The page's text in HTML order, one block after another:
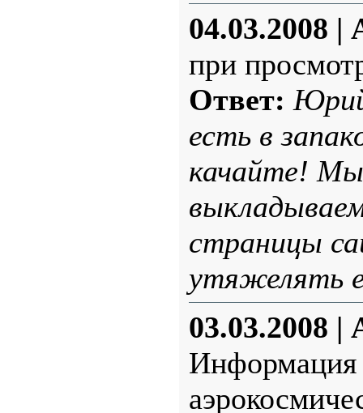
04.03.2008 |
при
Ответ:
есть в
качайте! Мы
страницы
утяжелять
03.03.2008 |
Информация